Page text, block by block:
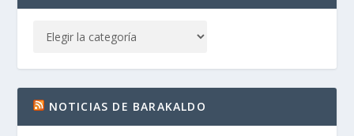
NOTICIAS DE BARAKALDO